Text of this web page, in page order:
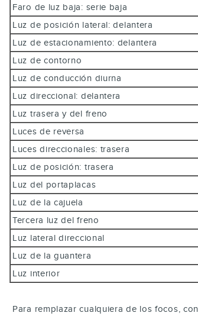
Faro de luz baja: serie baja
Luz de posición lateral: delantera
Luz de estacionamiento: delantera
Luz de contorno
Luz de conducción diurna
Luz direccional: delantera
Luz trasera y del freno
Luces de reversa
Luces direccionales: trasera
Luz de posición: trasera
Luz del portaplacas
Luz de la cajuela
Tercera luz del freno
Luz lateral direccional
Luz de la guantera
Luz interior
Para remplazar cualquiera de los focos,